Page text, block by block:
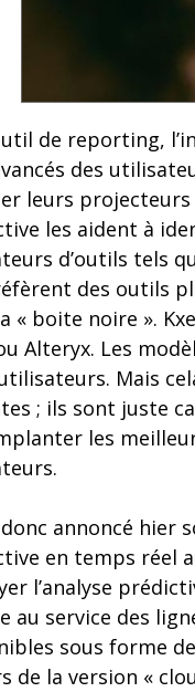
de reporting,
des
leurs projecteurs
les aident à
d’outils tels
des outils
« boite noire ».
Alteryx. Les
Mais
; ils sont juste
les
donc annoncé hier
en temps réel
l’analyse
au service des
sous forme
de la version «